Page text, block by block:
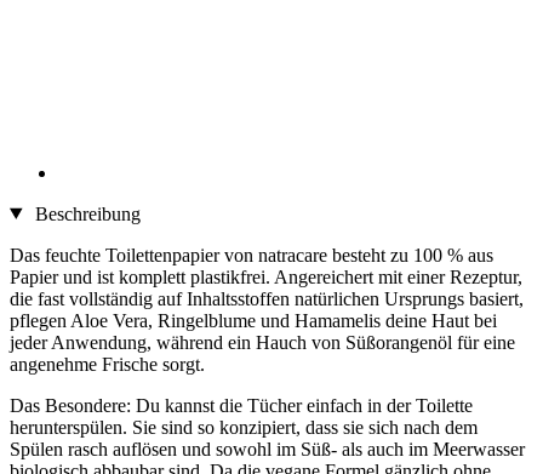
Beschreibung
Das feuchte Toilettenpapier von natracare besteht zu 100 % aus
Papier und ist komplett plastikfrei. Angereichert mit einer Rezeptur,
die fast vollständig auf Inhaltsstoffen natürlichen Ursprungs basiert,
pflegen Aloe Vera, Ringelblume und Hamamelis deine Haut bei
jeder Anwendung, während ein Hauch von Süßorangenöl für eine
angenehme Frische sorgt.
Das Besondere: Du kannst die Tücher einfach in der Toilette
herunterspülen. Sie sind so konzipiert, dass sie sich nach dem
Spülen rasch auflösen und sowohl im Süß- als auch im Meerwasser